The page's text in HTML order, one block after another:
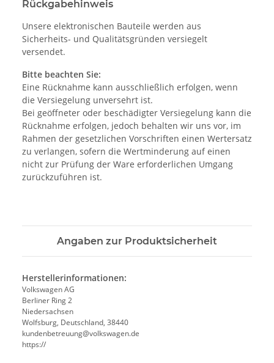
Rückgabehinweis
Unsere elektronischen Bauteile werden aus
Sicherheits- und Qualitätsgründen versiegelt
versendet.
Bitte beachten Sie:
Eine Rücknahme kann ausschließlich erfolgen, wenn
die Versiegelung unversehrt ist.
Bei geöffneter oder beschädigter Versiegelung kann die
Rücknahme erfolgen, jedoch behalten wir uns vor, im
Rahmen der gesetzlichen Vorschriften einen Wertersatz
zu verlangen, sofern die Wertminderung auf einen
nicht zur Prüfung der Ware erforderlichen Umgang
zurückzuführen ist.
Angaben zur Produktsicherheit
Herstellerinformationen:
Volkswagen AG
Berliner Ring 2
Niedersachsen
Wolfsburg, Deutschland, 38440
kundenbetreuung@volkswagen.de
https://